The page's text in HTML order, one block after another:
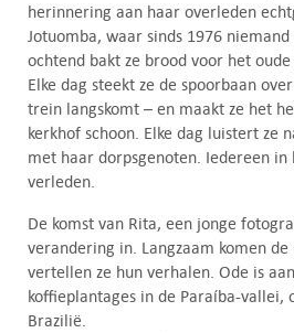
herinnering aan haar overleden
Jotuomba, waar sinds 1976
ochtend bakt ze brood voor het
Elke dag steekt ze de spoorbaan
trein langskomt – en maakt ze het
kerkhof schoon. Elke dag luistert ze
met haar dorpsgenoten. Iedereen
verleden.
De komst van Rita, een jonge
verandering in. Langzaam komen
vertellen ze hun verhalen. Ode is
koffieplantages in de Paraíba-vallei,
Brazilië.